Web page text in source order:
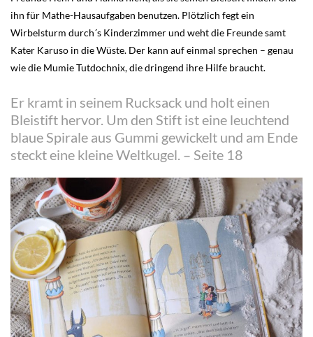
ihn für Mathe-Hausaufgaben benutzen. Plötzlich fegt ein
Wirbelsturm durch´s Kinderzimmer und weht die Freunde samt
Kater Karuso in die Wüste. Der kann auf einmal sprechen – genau
wie die Mumie Tutdochnix, die dringend ihre Hilfe braucht.
Er kramt in seinem Rucksack und holt einen
Bleistift hervor. Um den Stift ist eine leuchtend
blaue Spirale aus Gummi gewickelt und am Ende
steckt eine kleine Weltkugel. – Seite 18